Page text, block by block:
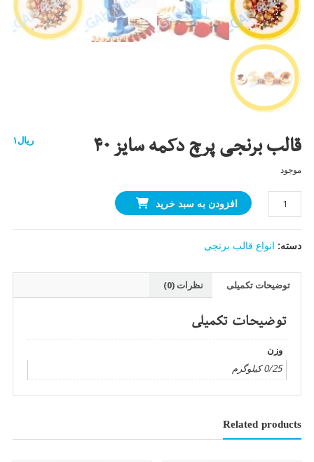
قالب برنجی پرچ دکمه سایز ۴۰ ریال۱
موجود
قالب
برنجی
پرچ
دکمه
افزودن به سبد خرید
دسته: انواع قالب برنجی
توضیحات تکمیلی نظرات (0)
توضیحات تکمیلی
وزن
0/25 کیلوگرم
Related products